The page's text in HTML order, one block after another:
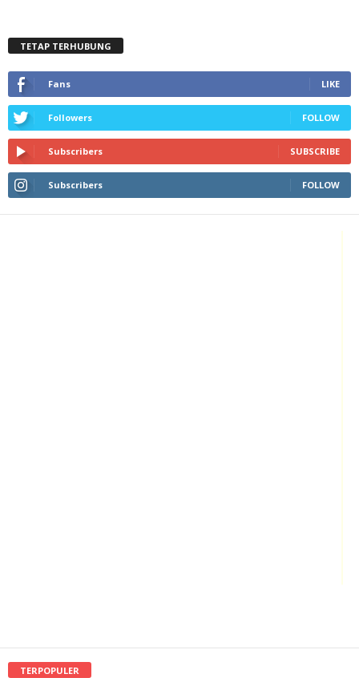
TETAP TERHUBUNG
Fans LIKE
Followers FOLLOW
Subscribers SUBSCRIBE
Subscribers FOLLOW
TERPOPULER